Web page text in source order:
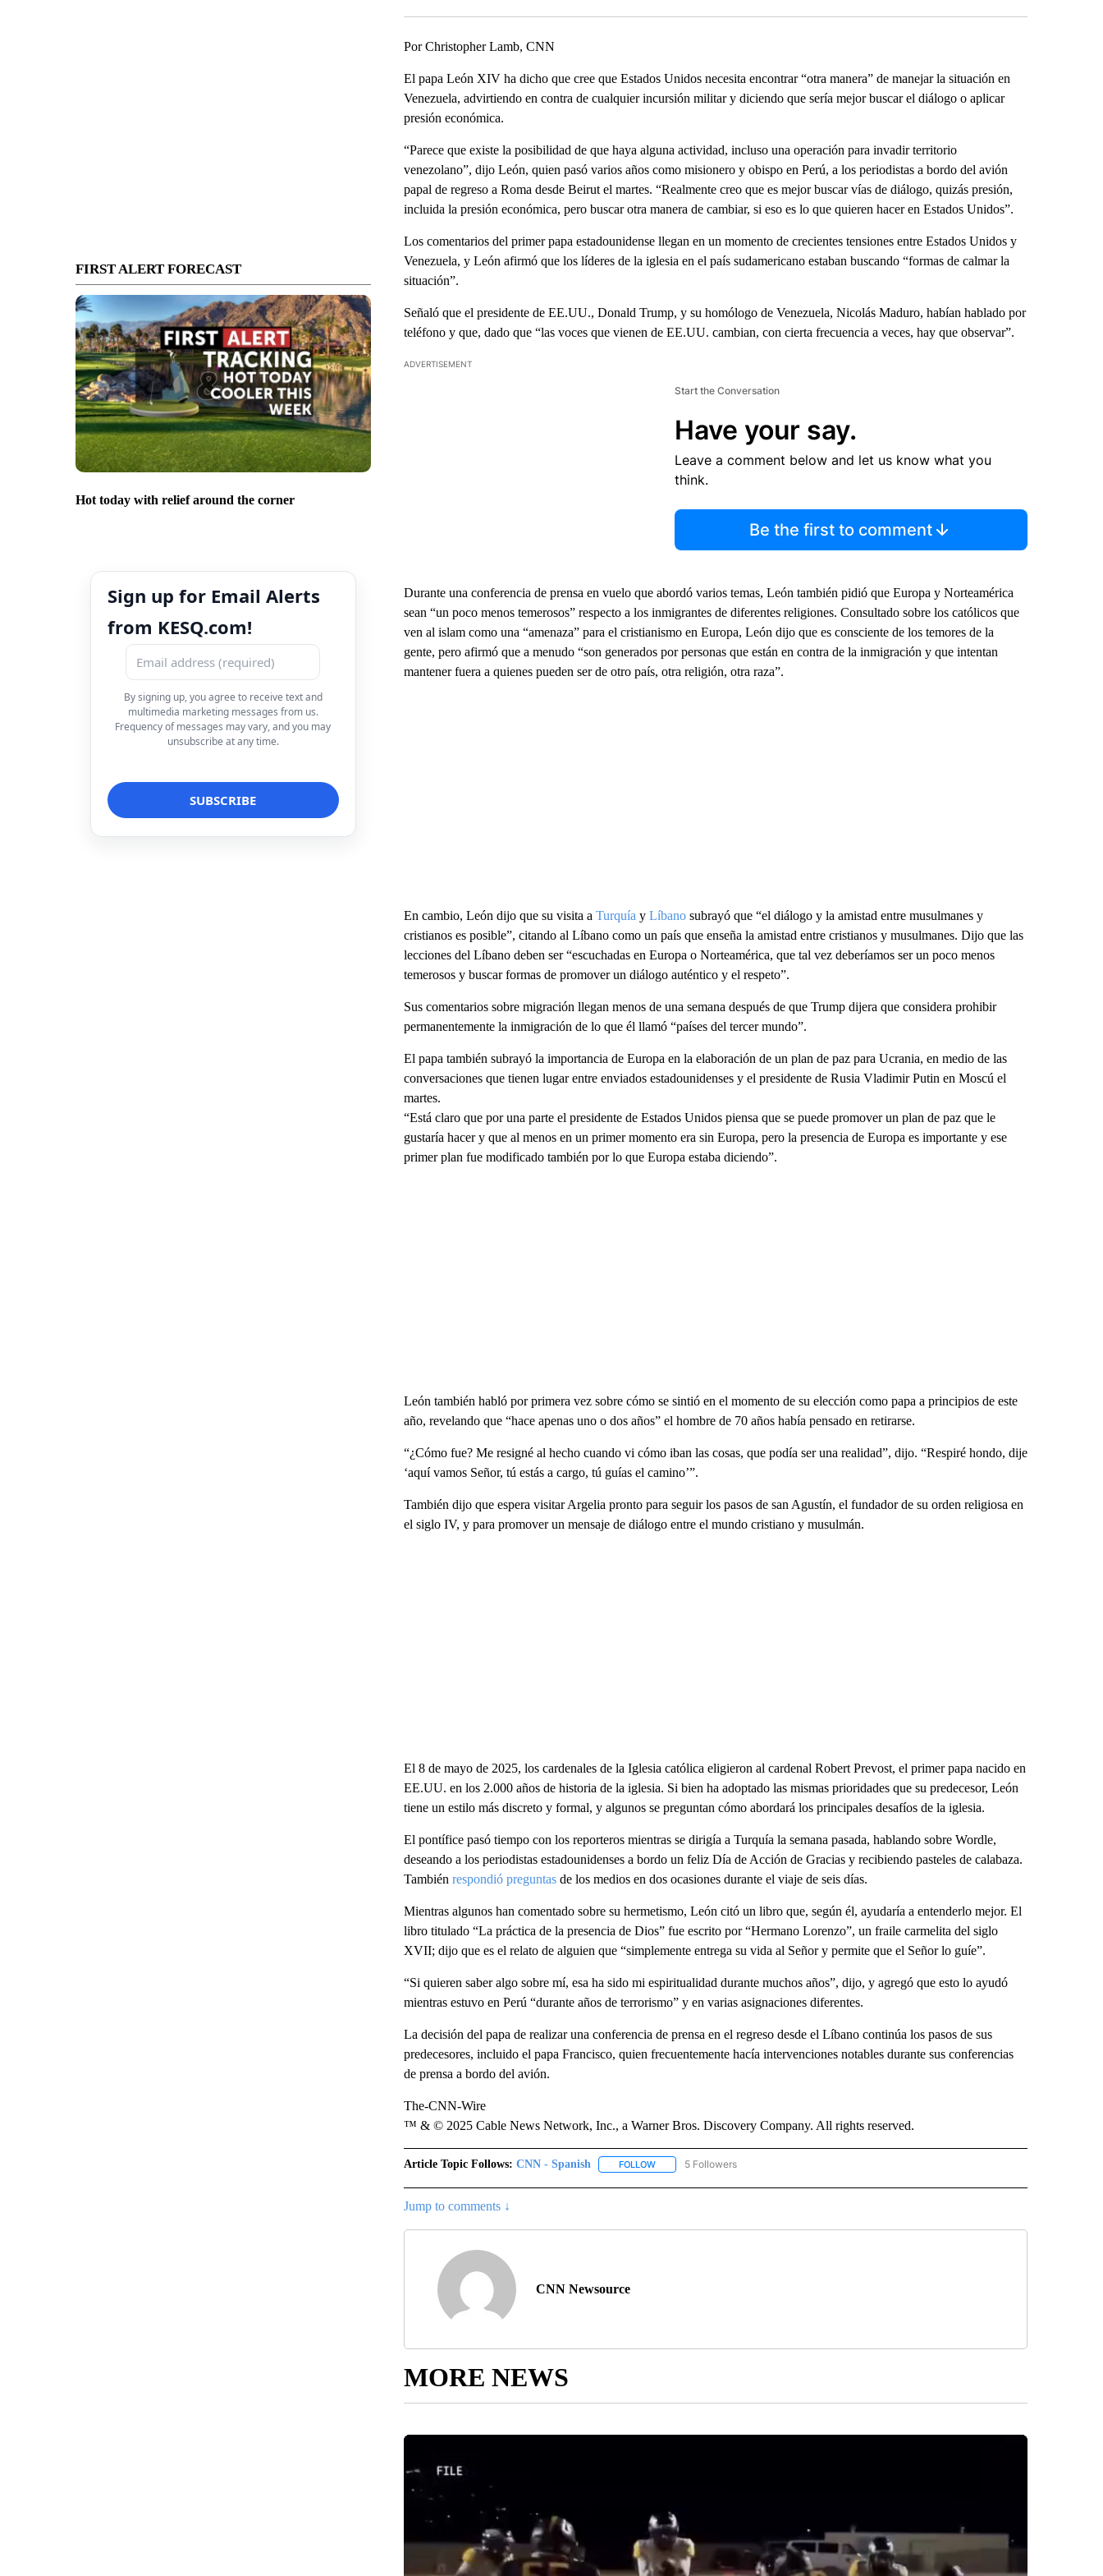
FIRST ALERT FORECAST
Hot today with relief around the corner
Sign up for Email Alerts
from KESQ.com!
By signing up, you agree to receive text and
multimedia marketing messages from us.
Frequency of messages may vary, and you may
unsubscribe at any time.
Por Christopher Lamb, CNN
El papa León XIV ha dicho que cree que Estados Unidos necesita encontrar “otra manera” de manejar la situación en
Venezuela, advirtiendo en contra de cualquier incursión militar y diciendo que sería mejor buscar el diálogo o aplicar
presión económica.
“Parece que existe la posibilidad de que haya alguna actividad, incluso una operación para invadir territorio
venezolano”, dijo León, quien pasó varios años como misionero y obispo en Perú, a los periodistas a bordo del avión
papal de regreso a Roma desde Beirut el martes. “Realmente creo que es mejor buscar vías de diálogo, quizás presión,
incluida la presión económica, pero buscar otra manera de cambiar, si eso es lo que quieren hacer en Estados Unidos”.
Los comentarios del primer papa estadounidense llegan en un momento de crecientes tensiones entre Estados Unidos y
Venezuela, y León afirmó que los líderes de la iglesia en el país sudamericano estaban buscando “formas de calmar la
situación”.
Señaló que el presidente de EE.UU., Donald Trump, y su homólogo de Venezuela, Nicolás Maduro, habían hablado por
teléfono y que, dado que “las voces que vienen de EE.UU. cambian, con cierta frecuencia a veces, hay que observar”.
ADVERTISEMENT
Start the Conversation
Have your say.
Leave a comment below and let us know what you
think.
Be the first to comment
Durante una conferencia de prensa en vuelo que abordó varios temas, León también pidió que Europa y Norteamérica
sean “un poco menos temerosos” respecto a los inmigrantes de diferentes religiones. Consultado sobre los católicos que
ven al islam como una “amenaza” para el cristianismo en Europa, León dijo que es consciente de los temores de la
gente, pero afirmó que a menudo “son generados por personas que están en contra de la inmigración y que intentan
mantener fuera a quienes pueden ser de otro país, otra religión, otra raza”.
En cambio, León dijo que su visita a Turquía y Líbanosubrayó que “el diálogo y la amistad entre musulmanes y
cristianos es posible”, citando al Líbano como un país que enseña la amistad entre cristianos y musulmanes. Dijo que las
lecciones del Líbano deben ser “escuchadas en Europa o Norteamérica, que tal vez deberíamos ser un poco menos
temerosos y buscar formas de promover un diálogo auténtico y el respeto”.
Sus comentarios sobre migración llegan menos de una semana después de que Trump dijera que considera prohibir
permanentemente la inmigración de lo que él llamó “países del tercer mundo”.
El papa también subrayó la importancia de Europa en la elaboración de un plan de paz para Ucrania, en medio de las
conversaciones que tienen lugar entre enviados estadounidenses y el presidente de Rusia Vladimir Putin en Moscú el
martes.
“Está claro que por una parte el presidente de Estados Unidos piensa que se puede promover un plan de paz que le
gustaría hacer y que al menos en un primer momento era sin Europa, pero la presencia de Europa es importante y ese
primer plan fue modificado también por lo que Europa estaba diciendo”.
León también habló por primera vez sobre cómo se sintió en el momento de su elección como papa a principios de este
año, revelando que “hace apenas uno o dos años” el hombre de 70 años había pensado en retirarse.
“¿Cómo fue? Me resigné al hecho cuando vi cómo iban las cosas, que podía ser una realidad”, dijo. “Respiré hondo, dije
‘aquí vamos Señor, tú estás a cargo, tú guías el camino’”.
También dijo que espera visitar Argelia pronto para seguir los pasos de san Agustín, el fundador de su orden religiosa en
el siglo IV, y para promover un mensaje de diálogo entre el mundo cristiano y musulmán.
El 8 de mayo de 2025, los cardenales de la Iglesia católica eligieron al cardenal Robert Prevost, el primer papa nacido en
EE.UU. en los 2.000 años de historia de la iglesia. Si bien ha adoptado las mismas prioridades que su predecesor, León
tiene un estilo más discreto y formal, y algunos se preguntan cómo abordará los principales desafíos de la iglesia.
El pontífice pasó tiempo con los reporteros mientras se dirigía a Turquía la semana pasada, hablando sobre Wordle,
deseando a los periodistas estadounidenses a bordo un feliz Día de Acción de Gracias y recibiendo pasteles de calabaza.
También respondió preguntasde los medios en dos ocasiones durante el viaje de seis días.
Mientras algunos han comentado sobre su hermetismo, León citó un libro que, según él, ayudaría a entenderlo mejor. El
libro titulado “La práctica de la presencia de Dios” fue escrito por “Hermano Lorenzo”, un fraile carmelita del siglo
XVII; dijo que es el relato de alguien que “simplemente entrega su vida al Señor y permite que el Señor lo guíe”.
“Si quieren saber algo sobre mí, esa ha sido mi espiritualidad durante muchos años”, dijo, y agregó que esto lo ayudó
mientras estuvo en Perú “durante años de terrorismo” y en varias asignaciones diferentes.
La decisión del papa de realizar una conferencia de prensa en el regreso desde el Líbano continúa los pasos de sus
predecesores, incluido el papa Francisco, quien frecuentemente hacía intervenciones notables durante sus conferencias
de prensa a bordo del avión.
The-CNN-Wire
™ & © 2025 Cable News Network, Inc., a Warner Bros. Discovery Company. All rights reserved.
Article Topic Follows: CNN - Spanish FOLLOWFOLLOW "CNN - SPANISH" TO RECEIVE NOTIFICATIONS ABOUT NEW PAGES ON "CNN - SPANISH".
5 Followers
Jump to comments ↓
CNN Newsource
MORE NEWS